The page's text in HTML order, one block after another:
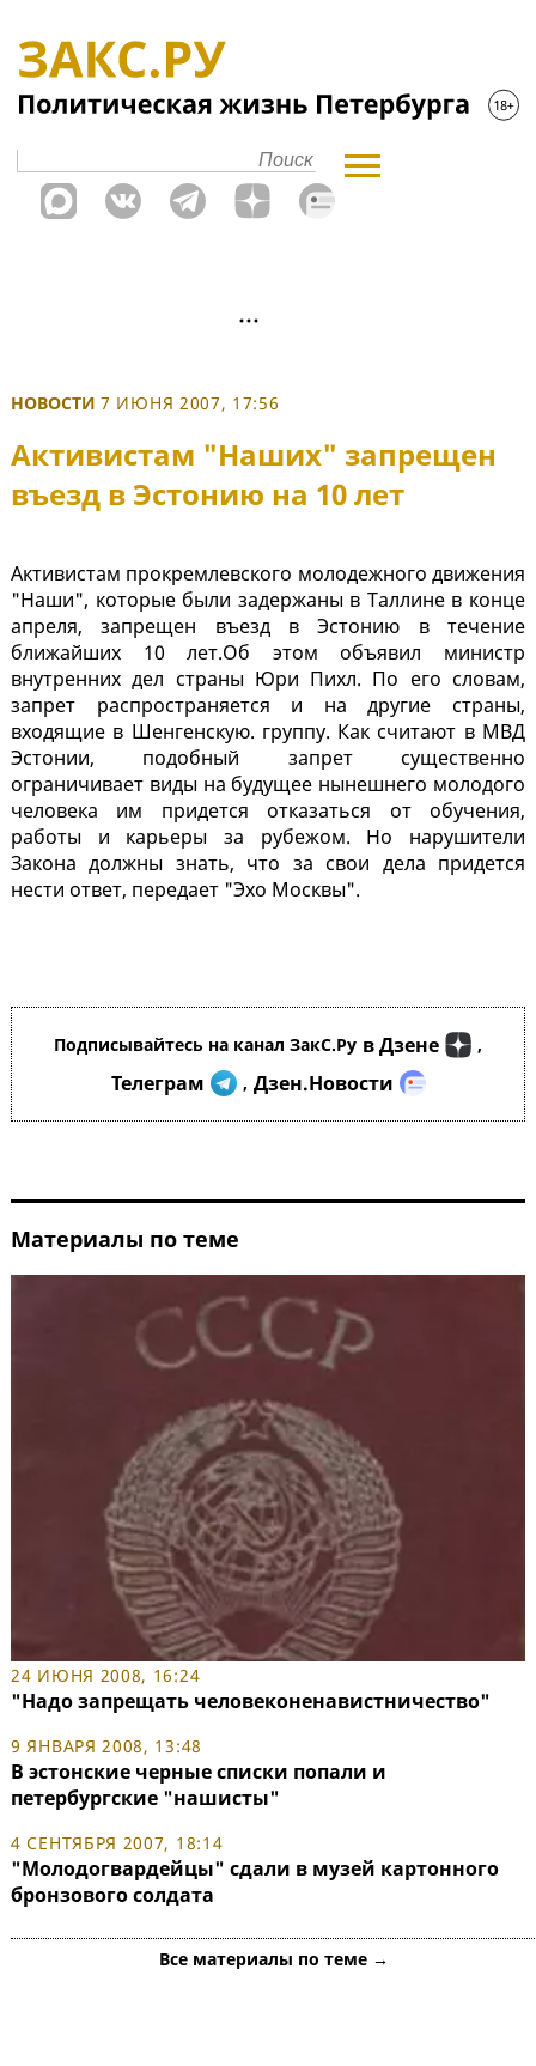
НОВОСТИ 7 ИЮНЯ 2007, 17:56
Активистам "Наших" запрещен
въезд в Эстонию на 10 лет
Активистам прокремлевского молодежного движения
"Наши", которые были задержаны в Таллине в конце
апреля, запрещен въезд в Эстонию в течение
ближайших 10 лет.Об этом объявил министр
внутренних дел страны Юри Пихл. По его словам,
запрет распространяется и на другие страны,
входящие в Шенгенскую. группу. Как считают в МВД
Эстонии, подобный запрет существенно
ограничивает виды на будущее нынешнего молодого
человека им придется отказаться от обучения,
работы и карьеры за рубежом. Но нарушители
Закона должны знать, что за свои дела придется
нести ответ, передает "Эхо Москвы".
Подписывайтесь на канал ЗакС.Ру в Дзене ,
Телеграм , Дзен.Новости
Материалы по теме
24 ИЮНЯ 2008, 16:24
"Надо запрещать человеконенавистничество"
9 ЯНВАРЯ 2008, 13:48
В эстонские черные списки попали и
петербургские "нашисты"
4 СЕНТЯБРЯ 2007, 18:14
"Молодогвардейцы" сдали в музей картонного
бронзового солдата
Все материалы по теме →